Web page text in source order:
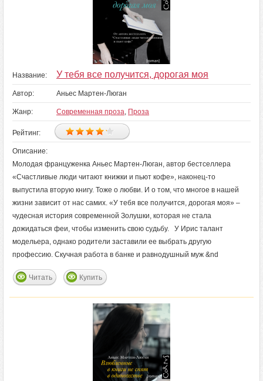
Название: У тебя все получится, дорогая моя
Автор: Аньес Мартен-Люган
Жанр: Современная проза, Проза
Рейтинг:
Описание:
Молодая француженка Аньес Мартен-Люган, автор бестселлера
«Счастливые люди читают книжки и пьют кофе», наконец-то
выпустила вторую книгу. Тоже о любви. И о том, что многое в нашей
жизни зависит от нас самих. «У тебя все получится, дорогая моя» –
чудесная история современной Золушки, которая не стала
дожидаться феи, чтобы изменить свою судьбу. У Ирис талант
модельера, однако родители заставили ее выбрать другую
профессию. Скучная работа в банке и равнодушный муж &nd
Читать Купить